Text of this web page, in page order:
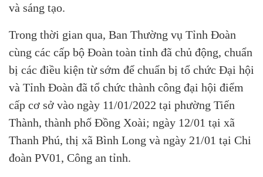
và sáng tạo.
Trong thời gian qua, Ban Thường vụ Tỉnh Đoàn
cùng các cấp bộ Đoàn toàn tỉnh đã chủ động, chuẩn
bị các điều kiện từ sớm để chuẩn bị tổ chức Đại hội
và Tỉnh Đoàn đã tổ chức thành công đại hội điểm
cấp cơ sở vào ngày 11/01/2022 tại phường Tiến
Thành, thành phố Đồng Xoài; ngày 12/01 tại xã
Thanh Phú, thị xã Bình Long và ngày 21/01 tại Chi
đoàn PV01, Công an tỉnh.